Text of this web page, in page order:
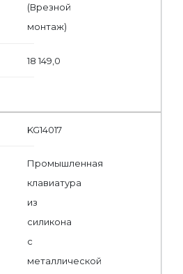
(Врезной
монтаж)
18 149,0
KG14017
Промышленная
клавиатура
из
силикона
с
металлической